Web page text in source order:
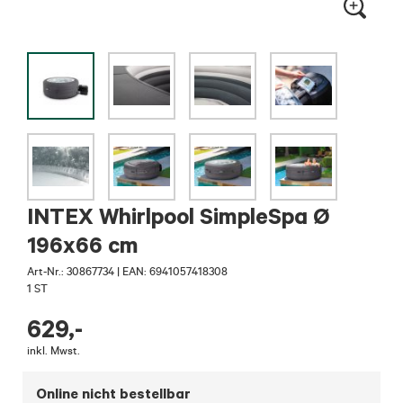
INTEX Whirlpool SimpleSpa Ø
196x66 cm
Art-Nr.: 30867734 | EAN: 6941057418308
1 ST
629,-
inkl. Mwst.
Online nicht bestellbar